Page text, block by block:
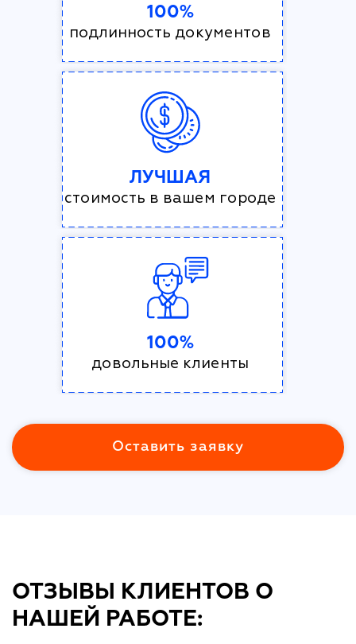
100%
подлинность документов
ЛУЧШАЯ
стоимость в вашем городе
100%
довольные клиенты
Оставить заявку
ОТЗЫВЫ КЛИЕНТОВ О
НАШЕЙ РАБОТЕ: